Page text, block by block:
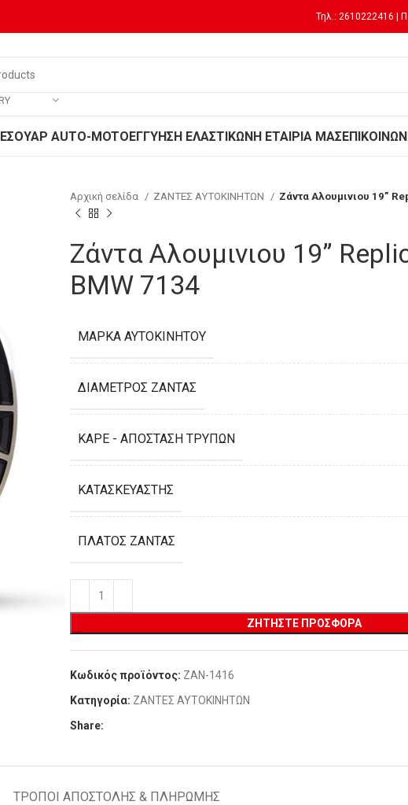
Τηλ.: 2610222416 |
AUTO-MOTOΕΓΓΥΗΣΗ ΕΛΑΣΤΙΚΩΝΗ ΕΤΑΙΡΙΑ ΜΑΣ
Αρχική σελίδα ΖΑΝΤΕΣ ΑΥΤΟΚΙΝΗΤΩΝ Ζάντα Αλουμινιου 19”
Ζάντα Αλουμινιου 19”
BMW 7134
ΜΆΡΚΑ ΑΥΤΟΚΙΝΉΤΟΥ
ΔΙΆΜΕΤΡΟΣ ΖΆΝΤΑΣ
ΚΑΡΈ - ΑΠΌΣΤΑΣΗ ΤΡΥΠΏΝ
ΚΑΤΑΣΚΕΥΑΣΤΉΣ
ΠΛΆΤΟΣ ΖΆΝΤΑΣ
ΖΗΤΉΣΤΕ ΠΡΟΣΦΟΡΆ
Κωδικός προϊόντος: ZAN-1416
Κατηγορία: ΖΑΝΤΕΣ ΑΥΤΟΚΙΝΗΤΩΝ
Share:
ΤΡΟΠΟΙ ΑΠΟΣΤΟΛΗΣ & ΠΛΗΡΩΜΗΣ